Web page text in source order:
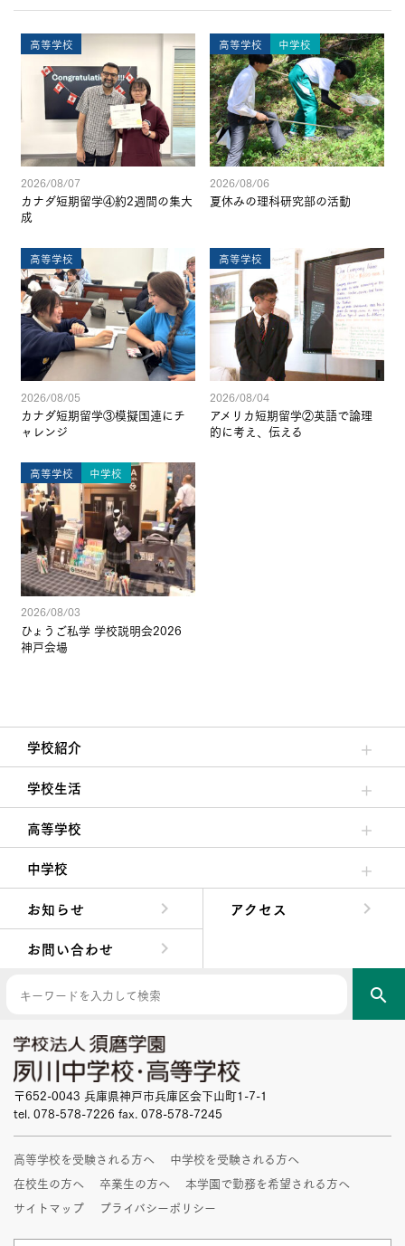
高等学校
2026/08/07
カナダ短期留学④約2週間の集大
成
高等学校 中学校
2026/08/06
夏休みの理科研究部の活動
高等学校
2026/08/05
カナダ短期留学③模擬国連にチ
ャレンジ
高等学校
2026/08/04
アメリカ短期留学②英語で論理
的に考え、伝える
高等学校 中学校
2026/08/03
ひょうご私学 学校説明会2026
神戸会場
学校紹介
理事長/学園長メッセージ
安心して任せられる学校
沿革
施設・設備
大学合格実績
学校生活
クラブ活動・生徒会活動
夙川ブログ
制服紹介
夙川カレンダー
高等学校
高校校長からの挨拶
高校の教育方針／特色
特進コース／進学コース
年間行事
先輩たちの声・生徒たちの声
中学校
中学校長からの挨拶
中学校の教育方針／特色
Aコース／Bコース
年間行事
先輩たちの声・生徒たちの声
お知らせ
アクセス
お問い合わせ
search
〒652-0043 兵庫県神戸市兵庫区会下山町1-7-1
tel. 078-578-7226 fax. 078-578-7245
高等学校を受験される方へ
中学校を受験される方へ
在校生の方へ
卒業生の方へ
本学園で勤務を希望される方へ
サイトマップ
プライバシーポリシー